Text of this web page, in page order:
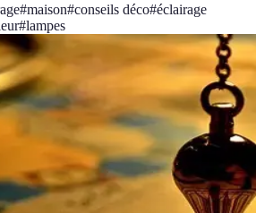
#maison#conseils déco#éclairage
#lampes